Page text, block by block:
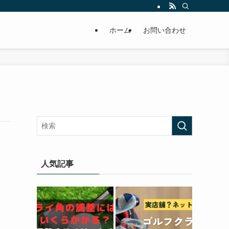
ホーム お問い合わせ
人気記事